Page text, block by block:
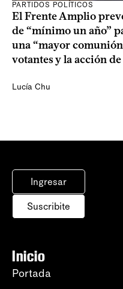
PARTIDOS POLÍTICOS
El Frente Amplio
de “mínimo un año”
una “mayor
votantes y la acción
Lucía Chu
Ingresar
Suscribite
Inicio
Portada